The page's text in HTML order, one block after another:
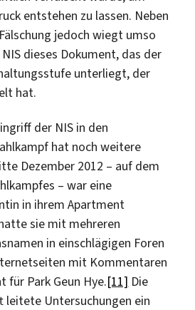
entstehen zu lassen. Neben
jedoch wiegt umso
dieses Dokument, das der
unterliegt, der
hat.
der NIS in den
hat noch weitere
Dezember 2012 – auf dem
– war eine
in ihrem Apartment
sie mit mehreren
in einschlägigen Foren
mit Kommentaren
für Park Geun Hye.[11] Die
leitete Untersuchungen ein